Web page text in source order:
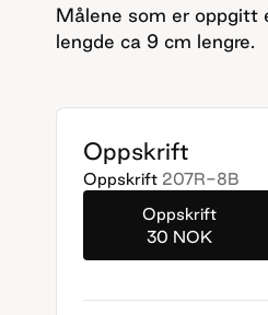
Målene som er oppgitt
lengde ca 9 cm lengre.
Oppskrift
Oppskrift 207R-8B
Oppskrift
30 NOK